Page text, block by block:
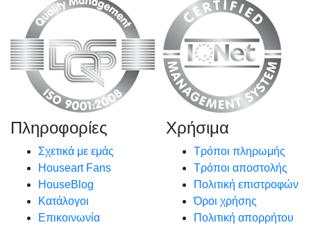
Πληροφορίες
Σχετικά με εμάς
Houseart Fans
HouseBlog
Κατάλογοι
Επικοινωνία
Χρήσιμα
Τρόποι πληρωμής
Τρόποι αποστολής
Πολιτική επιστροφών
Όροι χρήσης
Πολιτική απορρήτου